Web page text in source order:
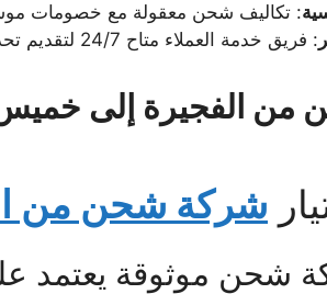
: تكاليف شحن معقولة مع خصومات موسمية تصل
: فريق خدمة العملاء متاح 24/7 لتقديم تحديثات وإجابة استفساراتك.
من الفجيرة إلى
شركة شحن من
شحن موثوقة يعتمد